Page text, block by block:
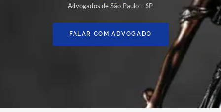
Advogados de São Paulo – SP
FALAR COM ADVOGADO